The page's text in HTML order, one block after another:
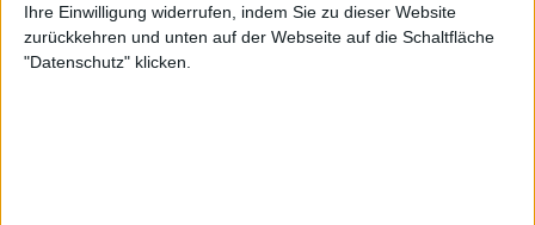
Ihre Einwilligung widerrufen, indem Sie zu dieser Website
zurückkehren und unten auf der Webseite auf die Schaltfläche
"Datenschutz" klicken.